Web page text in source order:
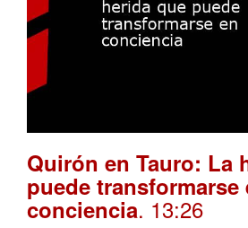
Quirón en Tauro: La
puede transformarse
conciencia. 13:26